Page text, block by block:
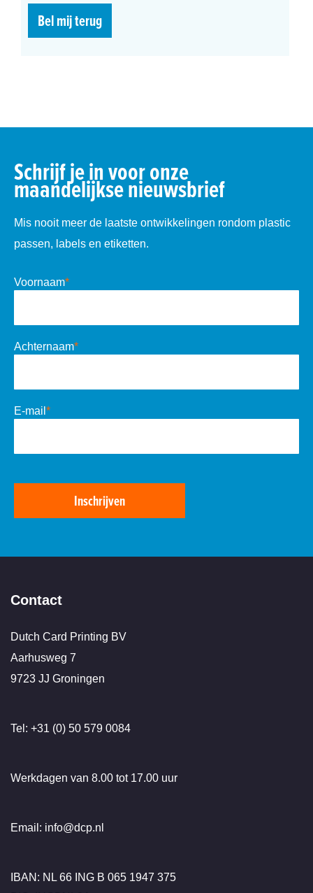
Bel mij terug
Schrijf je in voor onze
maandelijkse nieuwsbrief
Mis nooit meer de laatste ontwikkelingen rondom plastic
passen, labels en etiketten.
Voornaam*
Achternaam*
E-mail *
Inschrijven
Contact
Dutch Card Printing BV
Aarhusweg 7
9723 JJ Groningen
Tel: +31 (0) 50 579 0084
Werkdagen van 8.00 tot 17.00 uur
Email: info@dcp.nl
IBAN: NL 66 ING B 065 1947 375